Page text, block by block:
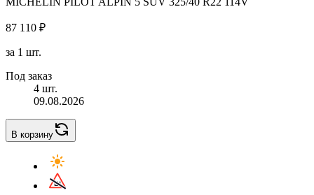
87 110 ₽
за 1 шт.
Под заказ
4 шт.
09.08.2026
В корзину